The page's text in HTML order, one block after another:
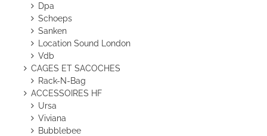
Dpa
Schoeps
Sanken
Location Sound London
Vdb
CAGES ET SACOCHES
Rack-N-Bag
ACCESSOIRES HF
Ursa
Viviana
Bubblebee